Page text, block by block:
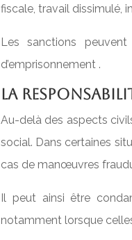
fiscale, travail dissimulé,
Les sanctions
d’emprisonnement .
La
Au-delà des aspects
social. Dans certaines
cas de manœuvres
Il peut ainsi être
notamment lorsque